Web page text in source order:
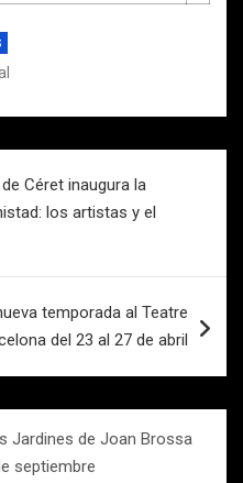
Céret inaugura la
los artistas y el
temporada al Teatre
del 23 al 27 de abril
Jardines de Joan Brossa
septiembre